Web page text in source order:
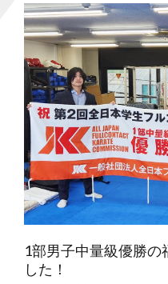
1部男子中量級優勝の
した！